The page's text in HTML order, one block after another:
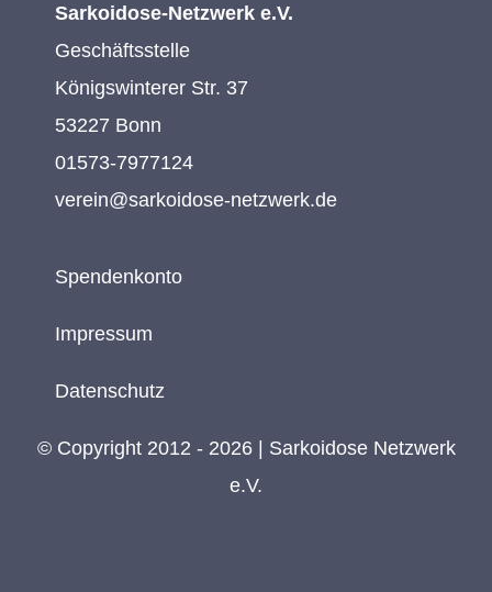
Sarkoidose-Netzwerk e.V.
Geschäftsstelle
Königswinterer Str. 37
53227 Bonn
01573-7977124
verein@sarkoidose-netzwerk.de
Spendenkonto
Impressum
Datenschutz
© Copyright 2012 - 2026 | Sarkoidose Netzwerk
e.V.